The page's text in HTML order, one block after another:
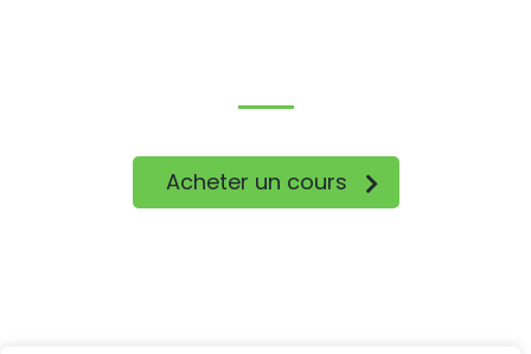
Acheter un cours